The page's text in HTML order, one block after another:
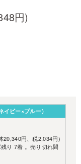
円)
イビー×ブルー）
20,340円、税2,034円)
り 7着 。売り切れ間